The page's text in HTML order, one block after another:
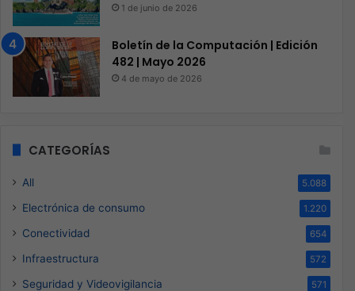
1 de junio de 2026
Boletín de la Computación | Edición
482 | Mayo 2026
4 de mayo de 2026
CATEGORÍAS
All 5.088
Electrónica de consumo 1.220
Conectividad 654
Infraestructura 572
Seguridad y Videovigilancia 571